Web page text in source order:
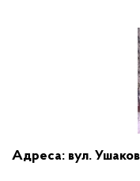
Адреса: вул.